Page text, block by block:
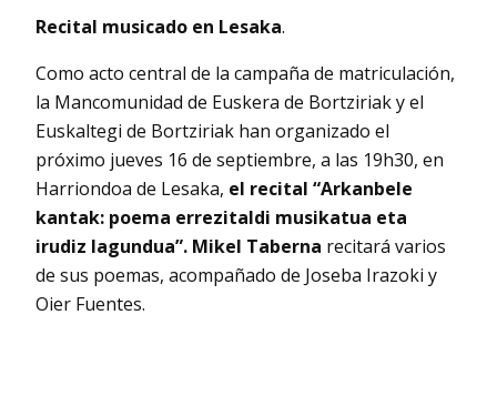
Recital musicado en Lesaka.
Como acto central de la campaña de matriculación,
la Mancomunidad de Euskera de Bortziriak y el
Euskaltegi de Bortziriak han organizado el
próximo jueves 16 de septiembre, a las 19h30, en
Harriondoa de Lesaka, el recital “Arkanbele
kantak: poema errezitaldi musikatua eta
irudiz lagundua”. Mikel Taberna recitará varios
de sus poemas, acompañado de Joseba Irazoki y
Oier Fuentes.